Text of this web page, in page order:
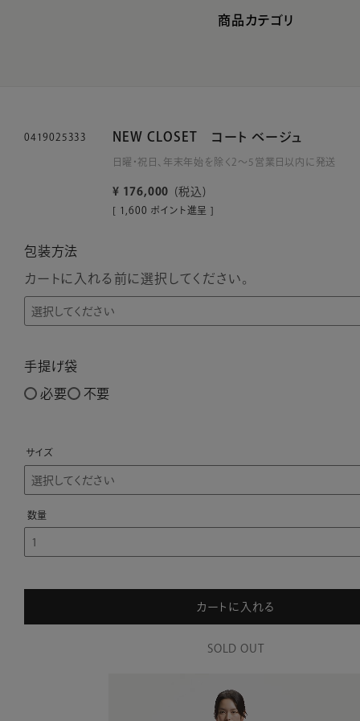
商品カテゴリ
0419025333 NEW CLOSET コート ベージュ
日曜・祝日、年末年始を除く2～5営業日以内に発送
¥ 176,000 税込
[ 1,600 ポイント進呈 ]
包装方法
カートに入れる前に選択してください。
手提げ袋
必要 不要
サイズ
カートに入れる
SOLD OUT